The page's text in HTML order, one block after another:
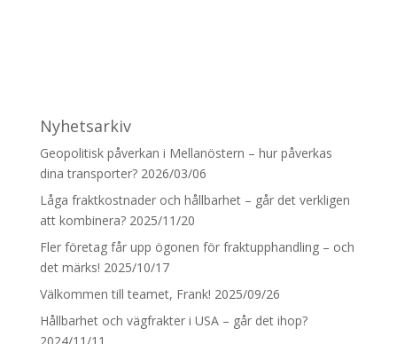
Nyhetsarkiv
Geopolitisk påverkan i Mellanöstern – hur påverkas
dina transporter? 2026/03/06
Låga fraktkostnader och hållbarhet – går det verkligen
att kombinera? 2025/11/20
Fler företag får upp ögonen för fraktupphandling – och
det märks! 2025/10/17
Välkommen till teamet, Frank! 2025/09/26
Hållbarhet och vägfrakter i USA – går det ihop?